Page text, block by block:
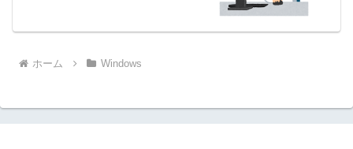
ホーム Windows